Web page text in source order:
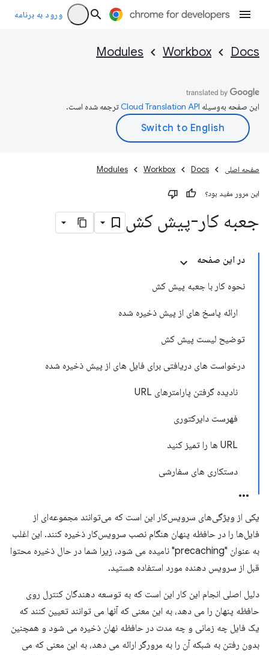
ورود به برنامه
Docs
Workbox
Modules
این صفحه به‌وسیله ترجمه شده است.
صفحه اصلی Docs
Workbox
Modules
این مرور مفید بود؟
جعبه کار-پیش کش
در این صفحه
نحوه کار با جعبه پیش کش
ارائه پاسخ های از پیش ذخیره شده
توضیح لیست پیش کش
درخواست های دریافتی برای فایل های از پیش ذخیره شده
نادیده گرفتن پارامترهای URL
فهرست دایرکتوری
URL ها را تمیز کنید
دستکاری های سفارشی
یکی از ویژگی‌های سرویس‌کار این است که می‌توانند مجموعه‌ای از
فایل‌ها را در حافظه پنهان هنگام نصب سرویس‌کار ذخیره کنند. این اغلب
به عنوان "precaching" نامیده می شود، زیرا شما در حال ذخیره محتوا
قبل از سرویس دهنده مورد استفاده هستید.
دلیل اصلی انجام این کار این است که به توسعه دهندگان کنترل روی
حافظه پنهان را می دهد، به این معنی که آنها می توانند تعیین کنند که
یک فایل چه زمانی و چه مدت در حافظه نهان ذخیره می شود و همچنین
بدون رفتن به شبکه آن را به مرورگر ارائه می دهد، به این معنی که می